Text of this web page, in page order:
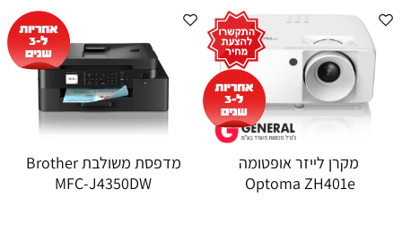
מקרן לייזר אופטומה
Optoma ZH401e
מדפסת משולבת Brother
MFC-J4350DW